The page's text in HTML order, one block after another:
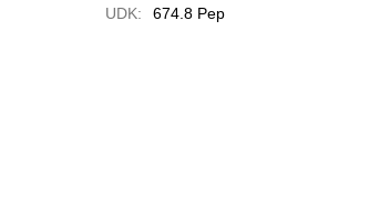
UDK: 674.8 Pep